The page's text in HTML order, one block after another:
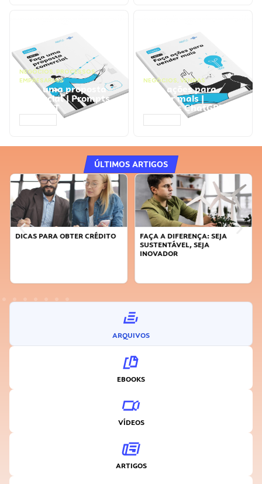
NEGÓCIOS, PROCESSOS
EMPRESARIAIS
Faça uma proposta
comercial | Prompts
ChatGPT
NEGÓCIOS, VENDAS
Faça ações para
vender mais |
Prompts ChatGPT
ÚLTIMOS ARTIGOS
DICAS PARA OBTER CRÉDITO
FAÇA A DIFERENÇA: SEJA
SUSTENTÁVEL, SEJA
INOVADOR
ARQUIVOS
EBOOKS
VÍDEOS
ARTIGOS